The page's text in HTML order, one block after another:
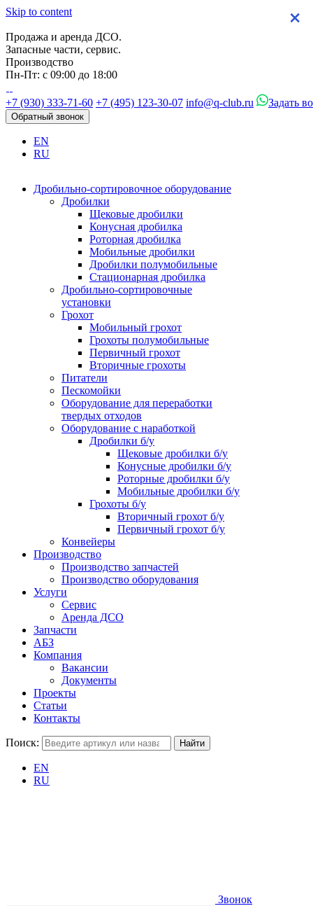
Skip to content
Продажа и аренда ДСО.
Запасные части, сервис.
Производство
Пн-Пт: с 09:00 до 18:00
+7 (930) 333-71-60 +7 (495) 123-30-07 info@q-club.ru Задать
Обратный звонок
EN
RU
Дробильно-сортировочное оборудование
Дробилки
Щековые дробилки
Конусная дробилка
Роторная дробилка
Мобильные дробилки
Дробилки полумобильные
Стационарная дробилка
Дробильно-сортировочные
установки
Грохот
Мобильный грохот
Грохоты полумобильные
Первичный грохот
Вторичные грохоты
Питатели
Пескомойки
Оборудование для переработки
твердых отходов
Оборудование с наработкой
Дробилки б/у
Щековые дробилки б/у
Конусные дробилки б/у
Роторные дробилки б/у
Мобильные дробилки б/у
Грохоты б/у
Вторичный грохот б/у
Первичный грохот б/у
Конвейеры
Производство
Производство запчастей
Производство оборудования
Услуги
Сервис
Аренда ДСО
Запчасти
АБЗ
Компания
Вакансии
Документы
Проекты
Статьи
Контакты
Поиск:
EN
RU
Звонок
×
×
×
×